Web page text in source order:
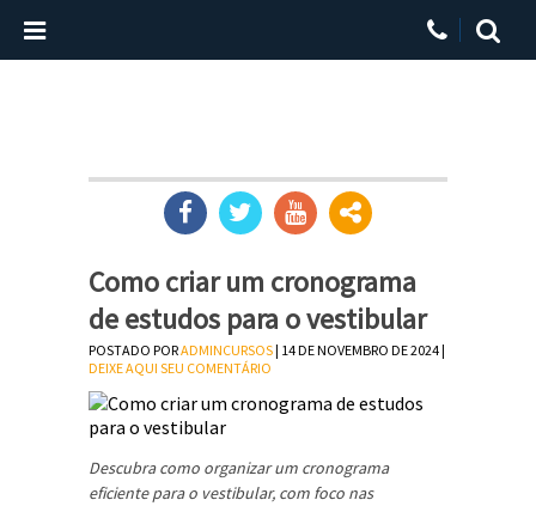
Como criar um cronograma
de estudos para o vestibular
POSTADO PORADMINCURSOS| 14 DE NOVEMBRO DE 2024 |
DEIXE AQUI SEU COMENTÁRIO
Descubra como organizar um cronograma
eficiente para o vestibular, com foco nas